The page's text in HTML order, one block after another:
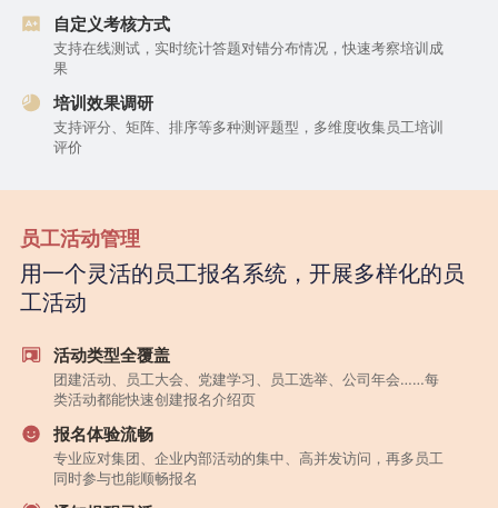
自定义考核方式
支持在线测试，实时统计答题对错分布情况，快速考察培训成
果
培训效果调研
支持评分、矩阵、排序等多种测评题型，多维度收集员工培训
评价
员工活动管理
用一个灵活的员工报名系统，开展多样化的员
工活动
活动类型全覆盖
团建活动、员工大会、党建学习、员工选举、公司年会……每
类活动都能快速创建报名介绍页
报名体验流畅
专业应对集团、企业内部活动的集中、高并发访问，再多员工
同时参与也能顺畅报名